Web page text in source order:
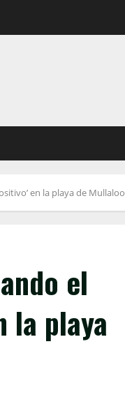
en la playa de Mullaloo
el
la playa